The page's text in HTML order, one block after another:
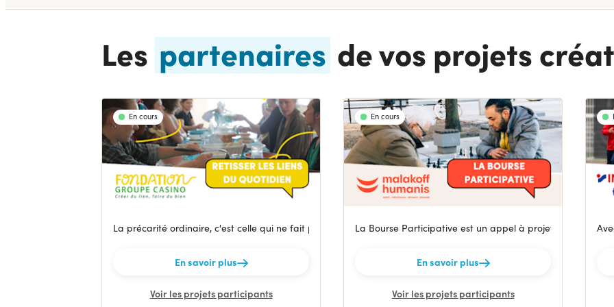
Les partenaires de vos projets
En cours
La précarité ordinaire, c'est celle qui ne fait pas de bruit mais qui touche de nombreux français et favorise un
En savoir plus
Voir les projets participants
En cours
La Bourse Participative est un appel à projets lancé par
En savoir plus
Voir les projets participants